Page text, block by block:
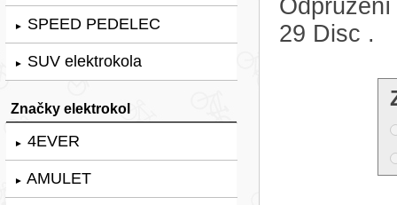
► SPEED PEDELEC
► SUV elektrokola
Značky elektrokol
► 4EVER
► AMULET
29 Disc .